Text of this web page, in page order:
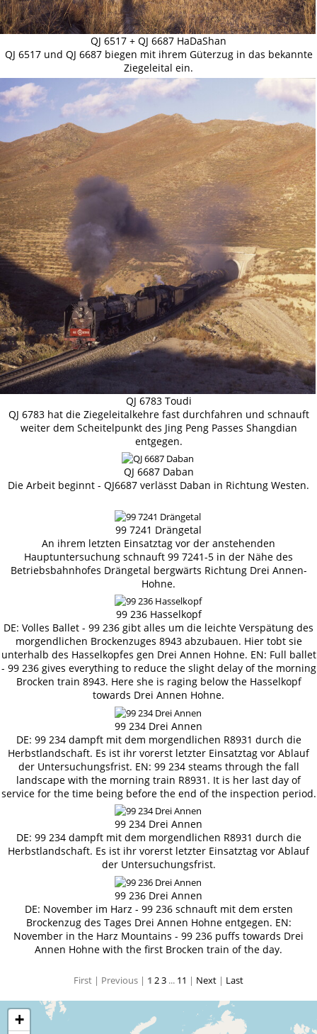
QJ 6517 + QJ 6687 HaDaShan
QJ 6517 und QJ 6687 biegen mit ihrem Güterzug in das bekannte
Ziegeleital ein.
QJ 6783 Toudi
QJ 6783 hat die Ziegeleitalkehre fast durchfahren und schnauft
weiter dem Scheitelpunkt des Jing Peng Passes Shangdian
entgegen.
QJ 6687 Daban
Die Arbeit beginnt - QJ6687 verlässt Daban in Richtung Westen.
99 7241 Drängetal
An ihrem letzten Einsatztag vor der anstehenden
Hauptuntersuchung schnauft 99 7241-5 in der Nähe des
Betriebsbahnhofes Drängetal bergwärts Richtung Drei Annen-
Hohne.
99 236 Hasselkopf
DE: Volles Ballet - 99 236 gibt alles um die leichte Verspätung des
morgendlichen Brockenzuges 8943 abzubauen. Hier tobt sie
unterhalb des Hasselkopfes gen Drei Annen Hohne. EN: Full ballet
- 99 236 gives everything to reduce the slight delay of the morning
Brocken train 8943. Here she is raging below the Hasselkopf
towards Drei Annen Hohne.
99 234 Drei Annen
DE: 99 234 dampft mit dem morgendlichen R8931 durch die
Herbstlandschaft. Es ist ihr vorerst letzter Einsatztag vor Ablauf
der Untersuchungsfrist. EN: 99 234 steams through the fall
landscape with the morning train R8931. It is her last day of
service for the time being before the end of the inspection period.
99 234 Drei Annen
DE: 99 234 dampft mit dem morgendlichen R8931 durch die
Herbstlandschaft. Es ist ihr vorerst letzter Einsatztag vor Ablauf
der Untersuchungsfrist.
99 236 Drei Annen
DE: November im Harz - 99 236 schnauft mit dem ersten
Brockenzug des Tages Drei Annen Hohne entgegen. EN:
November in the Harz Mountains - 99 236 puffs towards Drei
Annen Hohne with the first Brocken train of the day.
First | Previous | 1 23 ... 11 | Next | Last
+